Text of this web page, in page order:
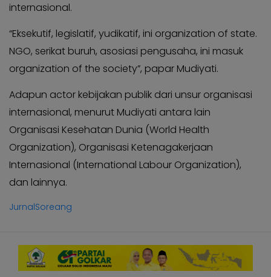
internasional.
“Eksekutif, legislatif, yudikatif, ini organization of state.
NGO, serikat buruh, asosiasi pengusaha, ini masuk
organization of the society”, papar Mudiyati.
Adapun actor kebijakan publik dari unsur organisasi
internasional, menurut Mudiyati antara lain
Organisasi Kesehatan Dunia (World Health
Organization), Organisasi Ketenagakerjaan
Internasional (International Labour Organization),
dan lainnya.
JurnalSoreang